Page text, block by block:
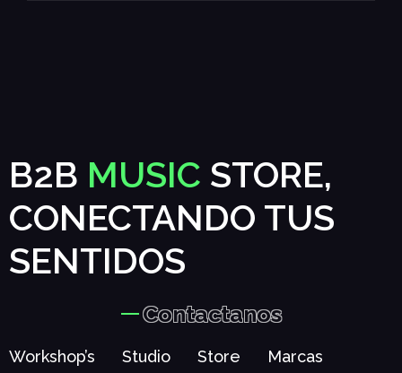
B2B MUSIC STORE,
CONECTANDO TUS
SENTIDOS
Contactanos
Workshop’s Studio Store
Marcas